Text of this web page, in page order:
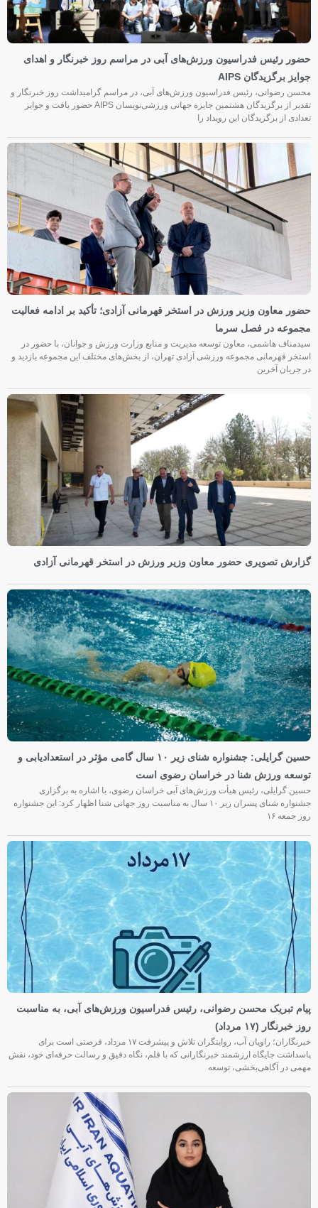
حضور رئیس فدراسیون ورزش‌های آبی در مراسم روز خبرنگار و اهدای
جوایز برگزیدگان AIPS
محسن رضوانی، رئیس فدراسیون ورزش‌های آبی، در مراسم گرامیداشت روز خبرنگار و
تقدیر از برگزیدگان هشتمین جایزه جهانی ورزشی‌نویسان AIPS حضور یافت و جوایز
تعدادی از برگزیدگان این رویداد را
حضور معاون وزیر ورزش در استخر قهرمانی آزادی؛ تأکید بر ادامه فعالیت
مجموعه در فصل سرما
سیدمناف هاشمی، معاون توسعه مدیریت و منابع وزارت ورزش و جوانان، با حضور در
استخر قهرمانی مجموعه ورزشی آزادی تهران، از بخش‌های مختلف این مجموعه بازدید و
در جریان آخرین
گزارش تصویری حضور معاون وزیر ورزش در استخر قهرمانی آزادی
حسین گرایلی: جشنواره شنای زیر ۱۰ سال گامی مؤثر در استعدادیابی و
توسعه ورزش شنا در خراسان رضوی است
حسین گرایلی، رئیس هیأت ورزش‌های آبی خراسان رضوی، با اشاره به برگزاری
جشنواره شنای پسران زیر ۱۰ سال به مناسبت روز جهانی شنا اظهار کرد: این جشنواره
روز جمعه‌ ۱۶
پیام تبریک محسن رضوانی، رئیس فدراسیون ورزش‌های آبی، به مناسبت
روز خبرنگار (۱۷ مرداد)
خبرنگاران؛ راویان آب، روایتگران تلاش و پیشرفت ۱۷ مرداد، فرصتی است برای
پاسداشت جایگاه ارزشمند خبرنگارانی که با قلم، نگاه دقیق و رسالت حرفه‌ای خود، نقش
مهمی در آگاهی‌بخشی، توسعه